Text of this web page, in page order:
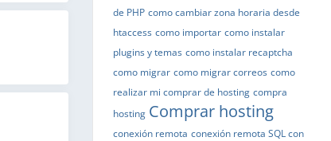
de PHP como cambiar zona horaria desde
htaccess como importar como instalar
plugins y temas como instalar recaptcha
como migrar como migrar correos como
realizar mi comprar de hosting compra
hosting Comprar hosting
conexión remota conexión remota SQL con